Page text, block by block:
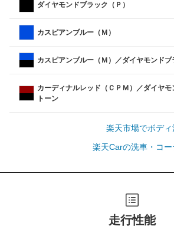
ダイヤモンドブラック（Ｐ）
カスピアンブルー（Ｍ）
カスピアンブルー（Ｍ）／ダイヤモンド
カーディナルレッド（ＣＰＭ）／ダイヤ
トーン
楽天市場でボデ
楽天Carの洗車・コ
走行性能